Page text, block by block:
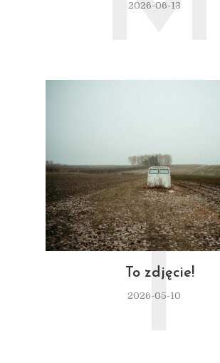
2026-06-13
To zdjęcie!
2026-05-10
T